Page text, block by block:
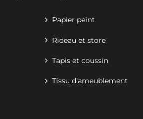
Papier peint
Rideau et store
Tapis et coussin
Tissu d'ameublement